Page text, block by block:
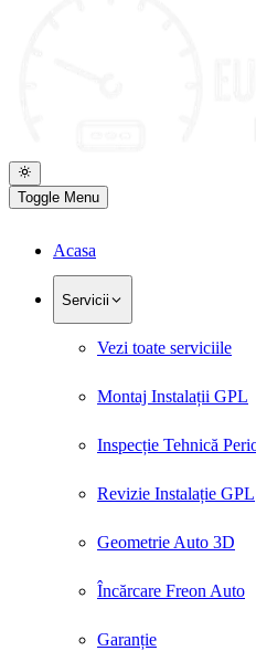
Toggle Menu
Acasa
Servicii
Vezi toate serviciile
Montaj Instalații GPL
Inspecție Tehnică
Revizie Instalație GPL
Geometrie Auto 3D
Încărcare Freon Auto
Garanție